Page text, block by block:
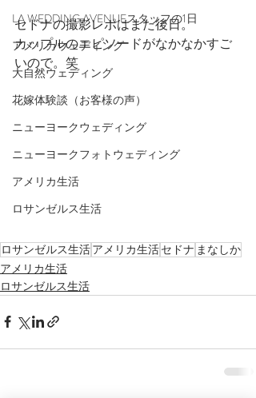
LA WEDDING AVENUEスタッフの1日
アメリカウェディング
大自然ウェディング
花嫁体験談（お客様の声）
ニューヨークウェディング
ニューヨークフォトウェディング
アメリカ生活
ロサンゼルス生活
セドナの撮影レポはまた後日。
カップルのエピソードがなかなかすご
いので。笑
ロサンゼルス生活アメリカ生活セドナ まなしか
アメリカ生活
ロサンゼルス生活